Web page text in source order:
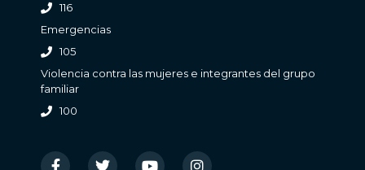
116
Emergencias
105
Violencia contra las mujeres e integrantes del grupo
familiar
100